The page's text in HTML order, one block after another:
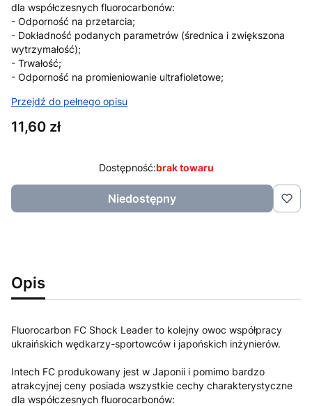
dla współczesnych fluorocarbonów:
- Odporność na przetarcia;
- Dokładność podanych parametrów (średnica i zwiększona
wytrzymałość);
- Trwałość;
- Odporność na promieniowanie ultrafioletowe;
Przejdź do pełnego opisu
Cena
11,60 zł
Dostępność:brak towaru
Niedostępny
Opis
Fluorocarbon FC Shock Leader to kolejny owoc współpracy
ukraińskich wędkarzy-sportowców i japońskich inżynierów.
Intech FC produkowany jest w Japonii i pomimo bardzo
atrakcyjnej ceny posiada wszystkie cechy charakterystyczne
dla współczesnych fluorocarbonów: